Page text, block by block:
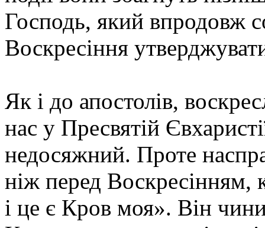
Господь, який впродовж
Воскресіння
Як і до апостолів,
нас у Пресвятій
недосяжний. Проте
ніж перед Воскресінням,
і це є Кров моя». Він